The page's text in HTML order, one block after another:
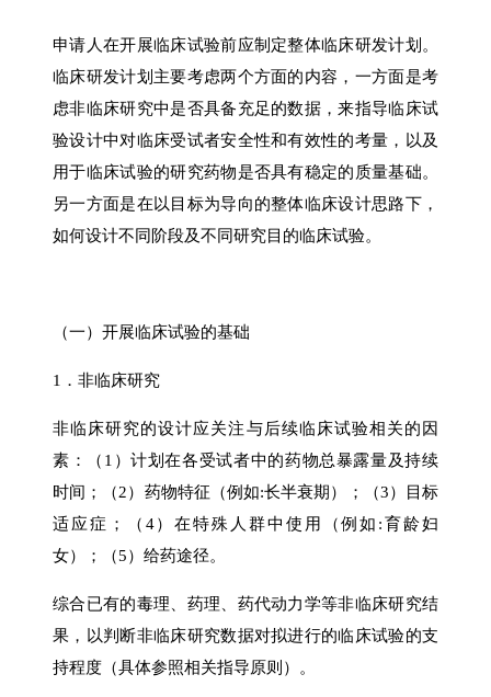
申请人在开展临床试验前应制定整体临床研发计划。
临床研发计划主要考虑两个方面的内容，一方面是考
虑非临床研究中是否具备充足的数据，来指导临床试
验设计中对临床受试者安全性和有效性的考量，以及
用于临床试验的研究药物是否具有稳定的质量基础。
另一方面是在以目标为导向的整体临床设计思路下，
如何设计不同阶段及不同研究目的临床试验。
（一）开展临床试验的基础
1．非临床研究
非临床研究的设计应关注与后续临床试验相关的因
素：（1）计划在各受试者中的药物总暴露量及持续
时间；（2）药物特征（例如:长半衰期）；（3）目标
适应症；（4）在特殊人群中使用（例如:育龄妇
女）；（5）给药途径。
综合已有的毒理、药理、药代动力学等非临床研究结
果，以判断非临床研究数据对拟进行的临床试验的支
持程度（具体参照相关指导原则）。